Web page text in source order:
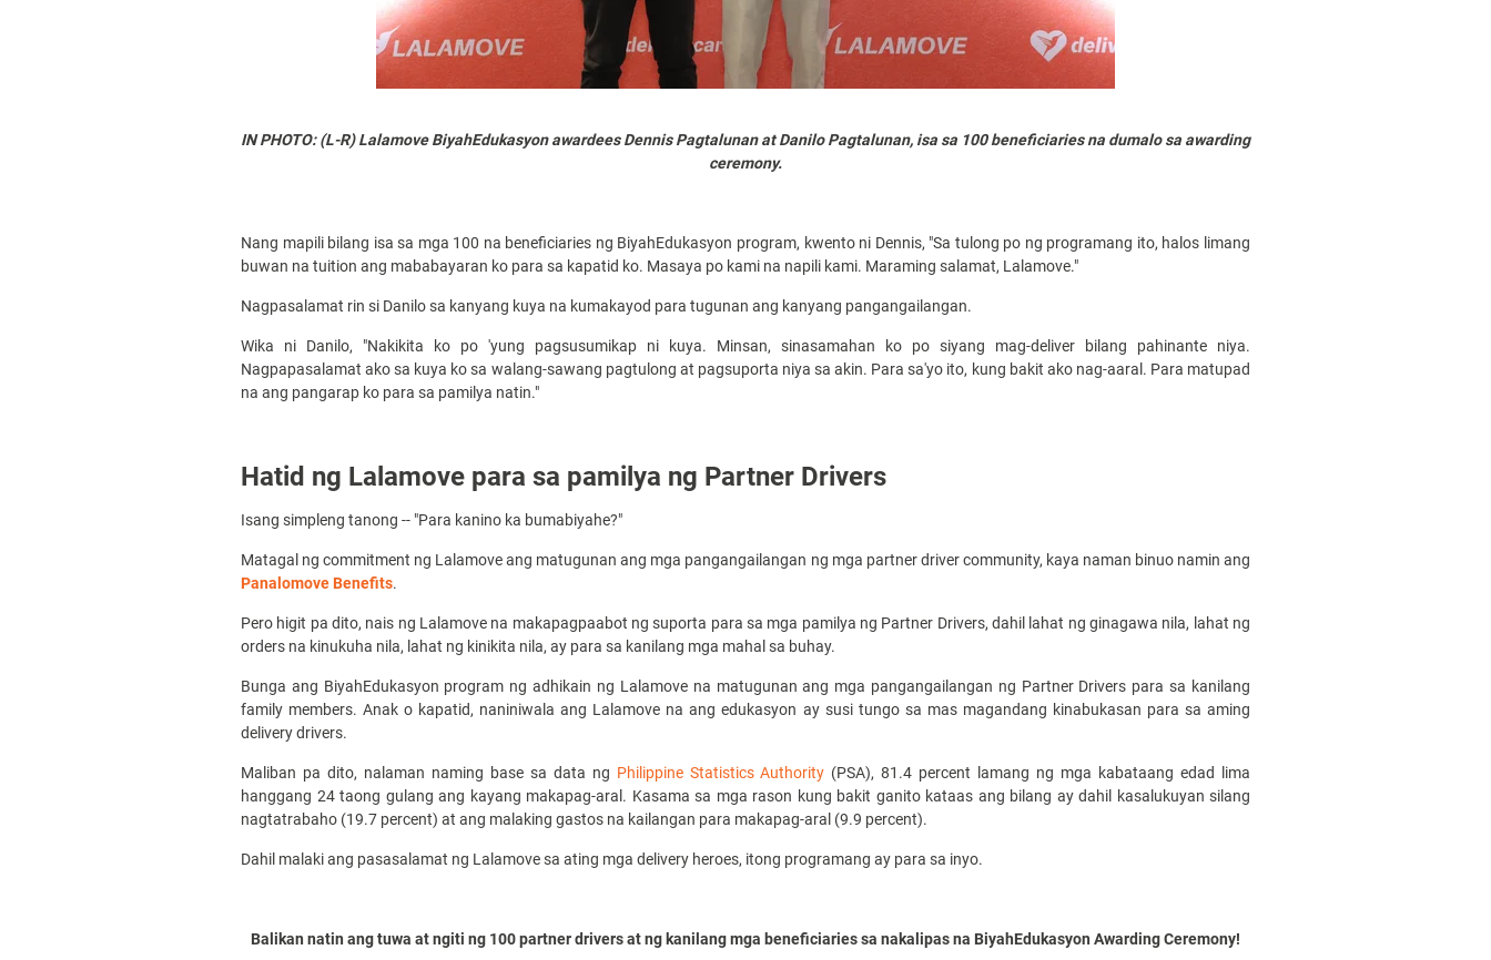
IN PHOTO: (L-R) Lalamove BiyahEdukasyon awardees Dennis Pagtalunan at Danilo Pagtalunan, isa sa 100 beneficiaries na dumalo sa awarding
ceremony.
Nang mapili bilang isa sa mga 100 na beneficiaries ng BiyahEdukasyon program, kwento ni Dennis, "Sa tulong po ng programang ito, halos limang
buwan na tuition ang mababayaran ko para sa kapatid ko. Masaya po kami na napili kami. Maraming salamat, Lalamove."
Nagpasalamat rin si Danilo sa kanyang kuya na kumakayod para tugunan ang kanyang pangangailangan.
Wika ni Danilo, "Nakikita ko po 'yung pagsusumikap ni kuya. Minsan, sinasamahan ko po siyang mag-deliver bilang pahinante niya.
Nagpapasalamat ako sa kuya ko sa walang-sawang pagtulong at pagsuporta niya sa akin. Para sa'yo ito, kung bakit ako nag-aaral. Para matupad
na ang pangarap ko para sa pamilya natin."
Hatid ng Lalamove para sa pamilya ng Partner Drivers
Isang simpleng tanong -- "Para kanino ka bumabiyahe?"
Matagal ng commitment ng Lalamove ang matugunan ang mga pangangailangan ng mga partner driver community, kaya naman binuo namin ang
Panalomove Benefits.
Pero higit pa dito, nais ng Lalamove na makapagpaabot ng suporta para sa mga pamilya ng Partner Drivers, dahil lahat ng ginagawa nila, lahat ng
orders na kinukuha nila, lahat ng kinikita nila, ay para sa kanilang mga mahal sa buhay.
Bunga ang BiyahEdukasyon program ng adhikain ng Lalamove na matugunan ang mga pangangailangan ng Partner Drivers para sa kanilang
family members. Anak o kapatid, naniniwala ang Lalamove na ang edukasyon ay susi tungo sa mas magandang kinabukasan para sa aming
delivery drivers.
Maliban pa dito, nalaman naming base sa data ng Philippine Statistics Authority (PSA), 81.4 percent lamang ng mga kabataang edad lima
hanggang 24 taong gulang ang kayang makapag-aral. Kasama sa mga rason kung bakit ganito kataas ang bilang ay dahil kasalukuyan silang
nagtatrabaho (19.7 percent) at ang malaking gastos na kailangan para makapag-aral (9.9 percent).
Dahil malaki ang pasasalamat ng Lalamove sa ating mga delivery heroes, itong programang ay para sa inyo.
Balikan natin ang tuwa at ngiti ng 100 partner drivers at ng kanilang mga beneficiaries sa nakalipas na BiyahEdukasyon Awarding Ceremony!